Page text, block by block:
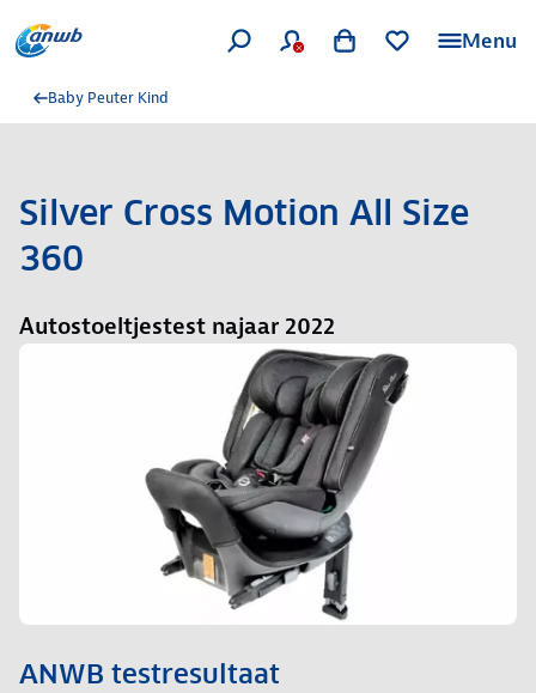
Menu
Baby Peuter Kind
Silver Cross Motion All Size
360
Autostoeltjestest najaar 2022
ANWB testresultaat